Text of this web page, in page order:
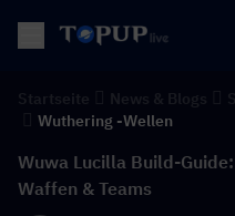
Wuthering -Wellen
Wuwa Lucilla Build-
Waffen & Teams